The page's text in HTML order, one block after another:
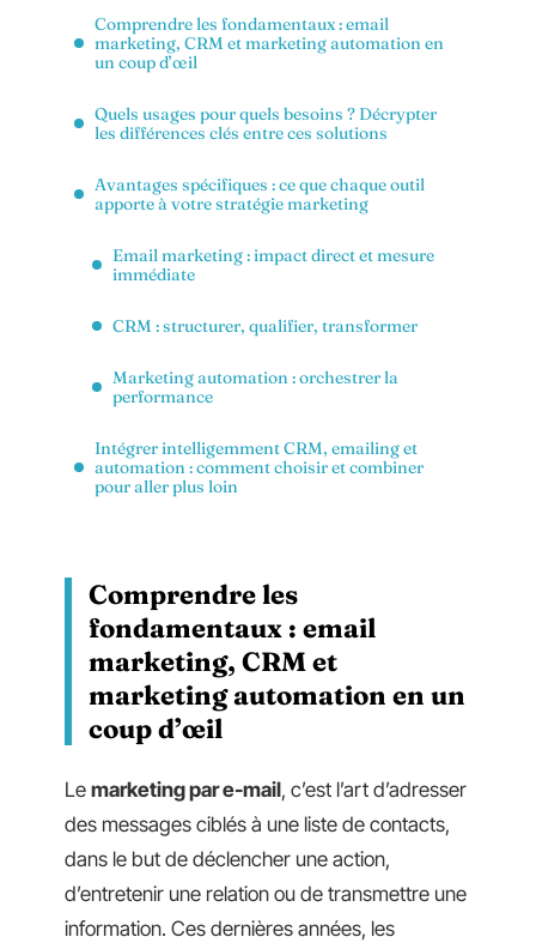
Comprendre les fondamentaux : email
marketing, CRM et marketing automation en
un coup d’œil
Quels usages pour quels besoins ? Décrypter
les différences clés entre ces solutions
Avantages spécifiques : ce que chaque outil
apporte à votre stratégie marketing
Email marketing : impact direct et mesure
immédiate
CRM : structurer, qualifier, transformer
Marketing automation : orchestrer la
performance
Intégrer intelligemment CRM, emailing et
automation : comment choisir et combiner
pour aller plus loin
Comprendre les
fondamentaux : email
marketing, CRM et
marketing automation en un
coup d’œil
Le marketing par e-mail, c’est l’art d’adresser
des messages ciblés à une liste de contacts,
dans le but de déclencher une action,
d’entretenir une relation ou de transmettre une
information. Ces dernières années, les